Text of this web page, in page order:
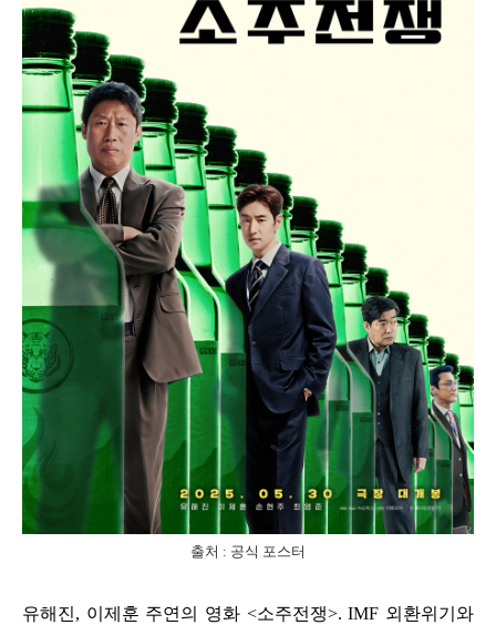
출처 : 공식 포스터
유해진, 이제훈 주연의 영화 <소주전쟁>. IMF 외환위기와